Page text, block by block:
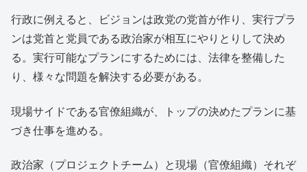
行政に例えると、ビジョンは政党の党首が作り、実行プラ
ンは党首と党員である政治家が相互にやりとりして決め
る。実行可能なプランにするためには、法律を整備した
り、様々な問題を解決する必要がある。
現場サイドである官僚組織が、トップの決めたプランに基
づき仕事を進める。
政治家（プロジェクトチーム）と現場（官僚組織）それぞ